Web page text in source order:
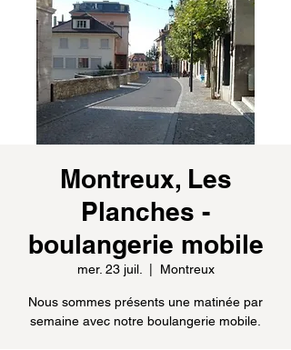
Montreux, Les
Planches -
boulangerie mobile
mer. 23 juil. Montreux
Nous sommes présents une matinée par
semaine avec notre boulangerie mobile.